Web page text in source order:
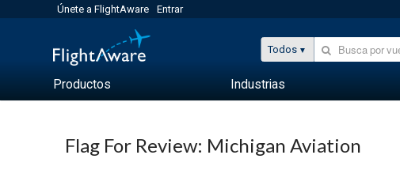
Únete a FlightAware Entrar
Todos
Productos Industrias
Flag For Review: Michigan Aviation